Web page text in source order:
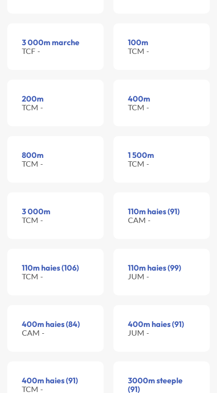
3 000m marche
TCF -
100m
TCM -
200m
TCM -
400m
TCM -
800m
TCM -
1 500m
TCM -
3 000m
TCM -
110m haies (91)
CAM -
110m haies (106)
TCM -
110m haies (99)
JUM -
400m haies (84)
CAM -
400m haies (91)
JUM -
400m haies (91)
TCM -
3000m steeple
(91)